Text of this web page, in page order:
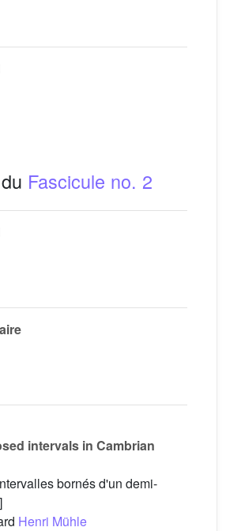
Fascicule no. 2
intervals in Cambrian
bornés d'un demi-
Henri Mühle